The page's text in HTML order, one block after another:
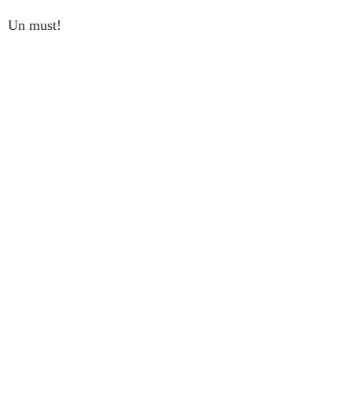
Un must!